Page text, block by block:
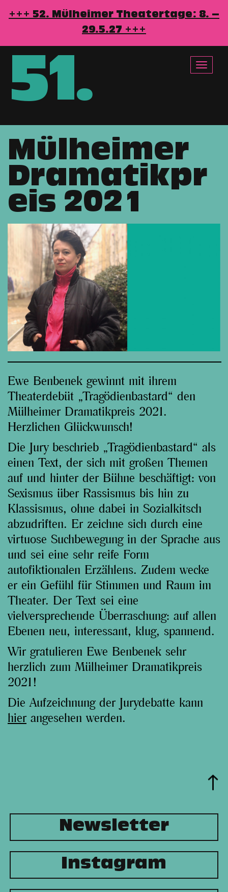
Direkt
zum
Inhalt
+++ 52. Mülheimer Theatertage: 8. –
29.5.27 +++
51.
Toggle
Mülheimer
Dramatikpr
eis 2021
Ewe Benbenek gewinnt mit ihrem
Theaterdebüt „Tragödienbastard“ den
Mülheimer Dramatikpreis 2021.
Herzlichen Glückwunsch!
Die Jury beschrieb „Tragödienbastard“ als
einen Text, der sich mit großen Themen
auf und hinter der Bühne beschäftigt: von
Sexismus über Rassismus bis hin zu
Klassismus, ohne dabei in Sozialkitsch
abzudriften. Er zeichne sich durch eine
virtuose Suchbewegung in der Sprache aus
und sei eine sehr reife Form
autofiktionalen Erzählens. Zudem wecke
er ein Gefühl für Stimmen und Raum im
Theater. Der Text sei eine
vielversprechende Überraschung: auf allen
Ebenen neu, interessant, klug, spannend.
Wir gratulieren Ewe Benbenek sehr
herzlich zum Mülheimer Dramatikpreis
2021!
Die Aufzeichnung der Jurydebatte kann
hier angesehen werden.
Newsletter
Instagram